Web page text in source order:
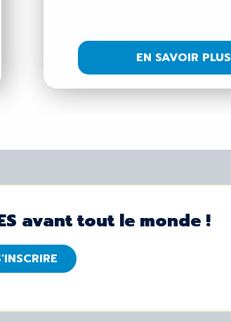
EN SAVOIR PLUS
avant tout le monde !